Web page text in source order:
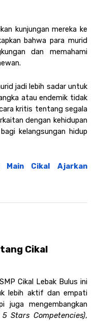
bahwa para murid
dan memahami
jadi lebih sadar untuk
atau endemik tidak
kritis tentang segala
dengan kehidupan
kelangsungan hidup
Main Cikal Ajarkan
Cikal
Cikal Lebak Bulus ini
lebih aktif dan empati
juga mengembangkan
Stars Competencies),